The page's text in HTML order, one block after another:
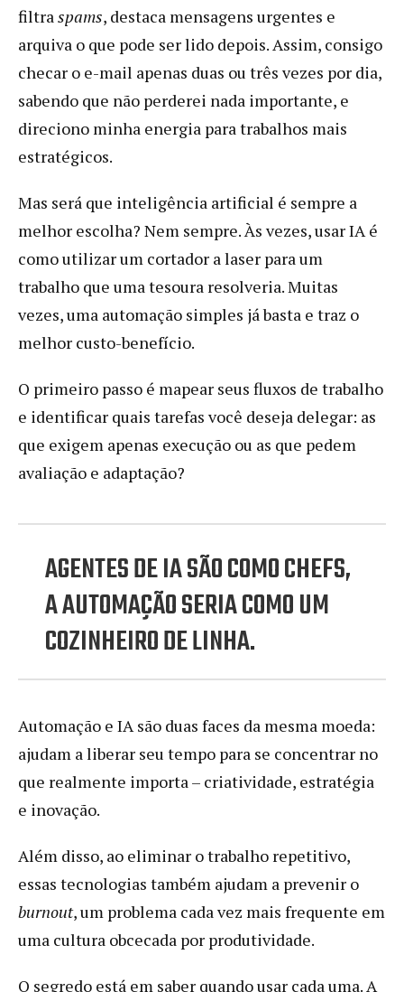
filtraspams, destaca mensagens urgentes e
arquiva o que pode ser lido depois. Assim, consigo
checar o e-mail apenas duas ou três vezes por dia,
sabendo que não perderei nada importante, e
direciono minha energia para trabalhos mais
estratégicos.
Mas será que inteligência artificial é sempre a
melhor escolha? Nem sempre. Às vezes, usar IA é
como utilizar um cortador a laser para um
trabalho que uma tesoura resolveria. Muitas
vezes, uma automação simples já basta e traz o
melhor custo-benefício.
O primeiro passo é mapear seus fluxos de trabalho
e identificar quais tarefas você deseja delegar: as
que exigem apenas execução ou as que pedem
avaliação e adaptação?
AGENTES DE IA SÃO COMO CHEFS,
A AUTOMAÇÃO SERIA COMO UM
COZINHEIRO DE LINHA.
Automação e IA são duas faces da mesma moeda:
ajudam a liberar seu tempo para se concentrar no
que realmente importa – criatividade, estratégia
e inovação.
Além disso, ao eliminar o trabalho repetitivo,
essas tecnologias também ajudam a prevenir o
burnout, um problema cada vez mais frequente em
uma cultura obcecada por produtividade.
O segredo está em saber quando usar cada uma. A